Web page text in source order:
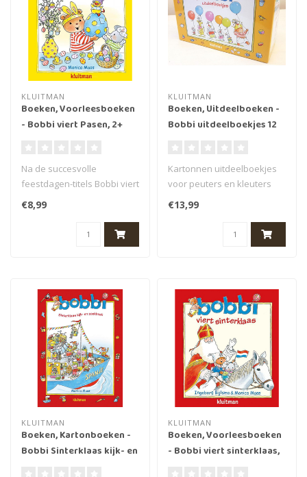
KLUITMAN
Boeken, Voorleesboeken
- Bobbi viert Pasen, 2+
Na de succesvolle
feestdagen-titels Bobbi viert
Sint-Maarten, Bobbi viert
sinter..
€8,99
KLUITMAN
Boeken, Uitdeelboeken -
Bobbi uitdeelboekjes 12
Kartonnen uitdeelboekjes
voor peuters en kleuters
met verhalen van het
beertje B..
€13,99
KLUITMAN
Boeken, Kartonboeken -
Bobbi Sinterklaas kijk- en
KLUITMAN
Boeken, Voorleesboeken
- Bobbi viert sinterklaas,